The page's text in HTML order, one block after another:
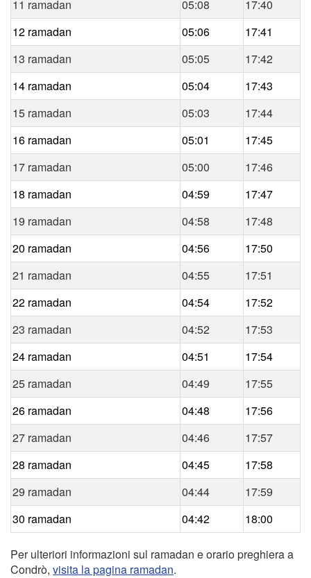
11 ramadan 05:08
17:40
12 ramadan
05:06
17:41
13 ramadan
05:05
17:42
14 ramadan
05:04
17:43
15 ramadan
05:03
17:44
16 ramadan
05:01
17:45
17 ramadan
05:00
17:46
18 ramadan
04:59
17:47
19 ramadan
04:58
17:48
20 ramadan
04:56
17:50
21 ramadan
04:55
17:51
22 ramadan
04:54
17:52
23 ramadan
04:52
17:53
24 ramadan
04:51
17:54
25 ramadan
04:49
17:55
26 ramadan
04:48
17:56
27 ramadan
04:46
17:57
28 ramadan
04:45
17:58
29 ramadan
04:44
17:59
30 ramadan
04:42 18:00
Per ulteriori informazioni sul ramadan e orario preghiera a
Condrò, visita la pagina ramadan.